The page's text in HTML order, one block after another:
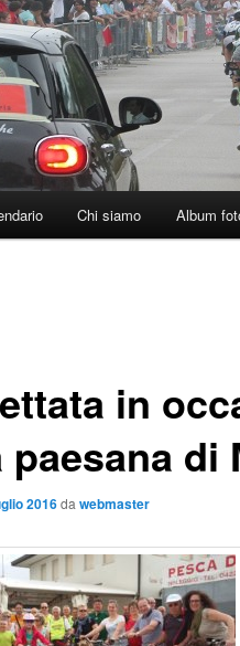
Chi siamo Album
in
paesana di
2016da webmaster